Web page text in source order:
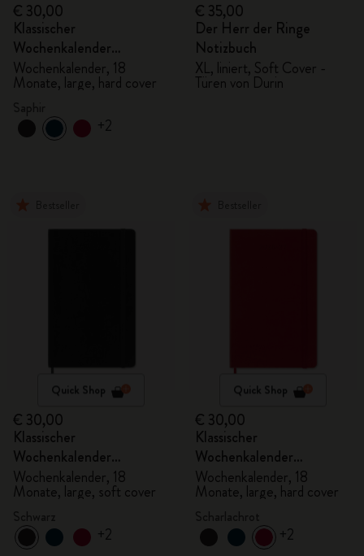
€ 30,00
Klassischer
Wochenkalender
2026/2027
Wochenkalender, 18
Monate, large, hard cover
+2
€ 35,00
Der Herr der Ringe
Notizbuch
XL, liniert, Soft Cover -
Türen von Durin
Quick Shop
€ 30,00
Klassischer
Wochenkalender
2026/2027
Wochenkalender, 18
Monate, large, soft cover
+2
Quick Shop
€ 30,00
Klassischer
Wochenkalender
2026/2027
Wochenkalender, 18
Monate, large, hard cover
+2